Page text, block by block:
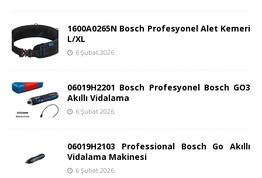
1600A0265N Bosch Profesyonel Alet Kemeri
L/XL
6 Şubat 2026
06019H2201 Bosch Profesyonel Bosch GO3
Akıllı Vidalama
6 Şubat 2026
06019H2103 Professional Bosch Go Akıllı
Vidalama Makinesi
6 Şubat 2026